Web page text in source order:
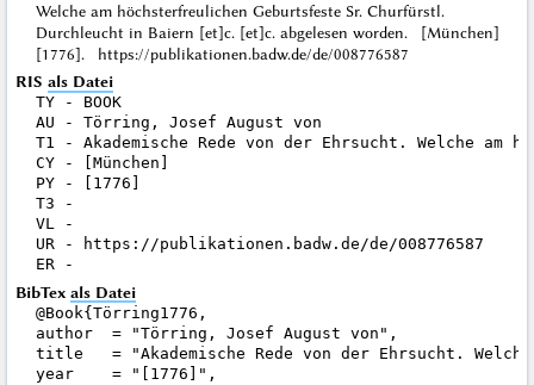
Welche am höchsterfreulichen Geburtsfeste Sr. Churfürstl.
Durchleucht in Baiern [et]c. [et]c. abgelesen worden. [München]
[1776]. https://publikationen.badw.de/de/008776587
RIS als Datei
TY - BOOK
AU - Törring, Josef August von
T1 - Akademische Rede von der Ehrsucht. Welche
CY - [München]
PY - [1776]
T3 -
VL -
UR - https://publikationen.badw.de/de/008776587
BibTex als Datei
@Book{Törring1776,
author  = "Törring, Josef August von",
title   = "Akademische Rede von der Ehrsucht.
year    = "[1776]",